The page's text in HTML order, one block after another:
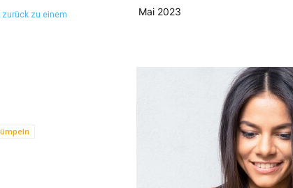
zurück zu einem
Mai 2023